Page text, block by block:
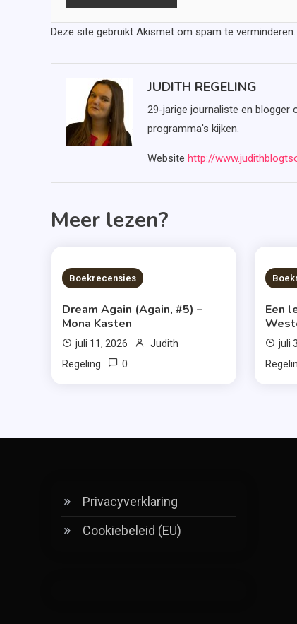
Deze site gebruikt Akismet om spam te verminderen.
JUDITH REGELING
29-jarige journaliste en blogger
programma's kijken.
Website http://
Meer lezen?
6 MINS READ
Boekrecensies
Dream Again (Again, #5) –
Mona Kasten
juli 11, 2026
Judith
Regeling
0
6
Een
juli
Privacyverklaring
Cookiebeleid (EU)